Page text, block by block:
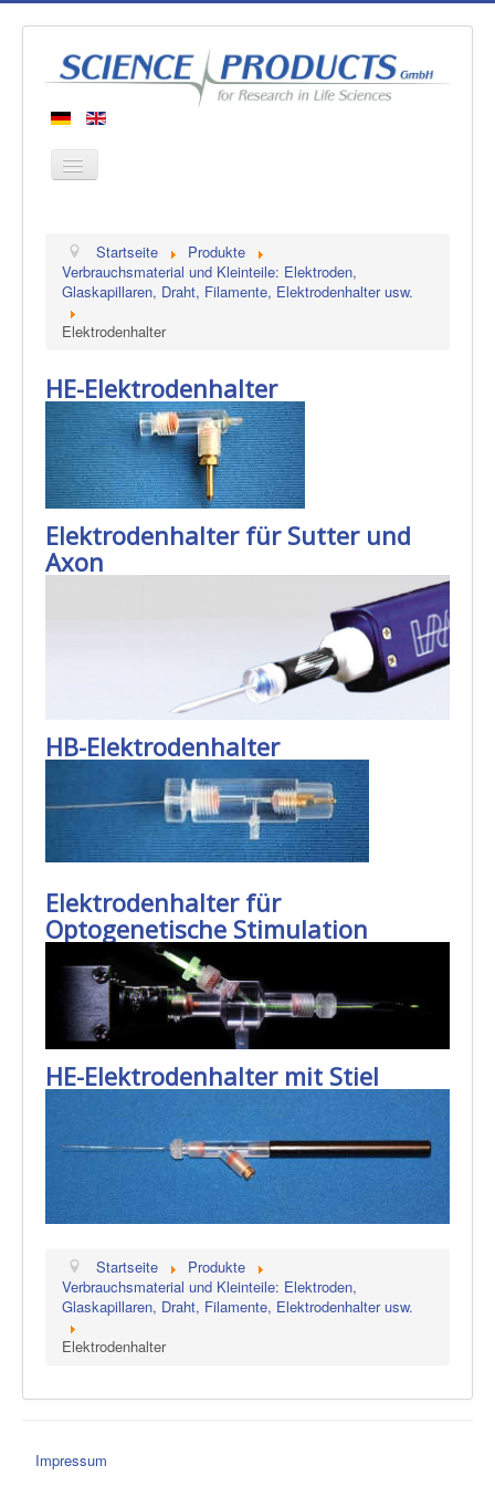
Produkte
Hersteller
Über uns
Startseite
Produkte
Verbrauchsmaterial und Kleinteile: Elektroden,
Glaskapillaren, Draht, Filamente, Elektrodenhalter usw.
Elektrodenhalter
HE-Elektrodenhalter
Elektrodenhalter für Sutter und
Axon
HB-Elektrodenhalter
Elektrodenhalter für
Optogenetische Stimulation
HE-Elektrodenhalter mit Stiel
Startseite
Produkte
Verbrauchsmaterial und Kleinteile: Elektroden,
Glaskapillaren, Draht, Filamente, Elektrodenhalter usw.
Elektrodenhalter
Impressum